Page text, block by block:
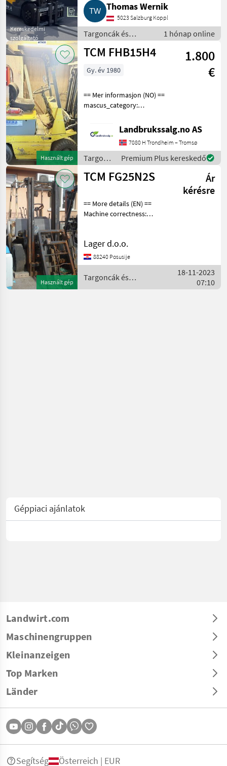
Kereskedelmi
szolgáltató
Thomas Wernik
5023 Salzburg Koppl
Targoncák és
raktártechnika /
Targonca
1 hónap online
Használt gép
TCM FHB15H4
1.800
€
Gy. év 1980
== Mer informasjon (NO) ==
mascus_category:
provide reference number
upon request: 7968 See
en.landbrukssalg.no/7968
for more images Specifi
Landbrukssalg.no AS
7080 H Trondheim – Tromsø
Targoncák
és
raktártechnika
Premium Plus kereskedő
Használt gép
TCM FG25N2S
Ár
kérésre
== More details (EN) ==
Machine correctness:
Üzemanyag: Benzin
Targoncák és
raktártechnika Targonca
Lager d.o.o.
88240 Posusije
Targoncák és
raktártechnika / TCM
18-11-2023
07:10
Géppiaci ajánlatok
Landwirt.com
Maschinengruppen
Kleinanzeigen
Top Marken
Länder
Segítség Österreich | EUR